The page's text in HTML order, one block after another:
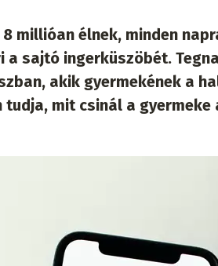
millióan élnek, minden
a sajtó ingerküszöbét.
akik gyermekének a
mit csinál a gyermeke